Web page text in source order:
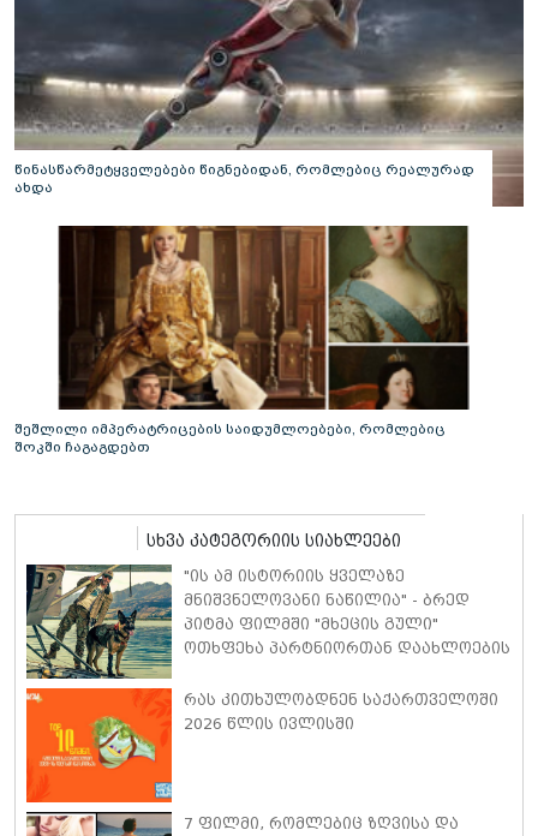
წინასწარმეტყველებები წიგნებიდან, რომლებიც რეალურად
ახდა
შეშლილი იმპერატრიცების საიდუმლოებები, რომლებიც
შოკში ჩაგაგდებთ
სხვა კატეგორიის სიახლეები
"ის ამ ისტორიის ყველაზე
მნიშვნელოვანი ნაწილია" - ბრედ
პიტმა ფილმში "მხეცის გული"
ოთხფეხა პარტნიორთან დაახლოების
ისაუბრა
რას კითხულობდნენ საქართველოში
2026 წლის ივლისში
7 ფილმი, რომლებიც ზღვისა და